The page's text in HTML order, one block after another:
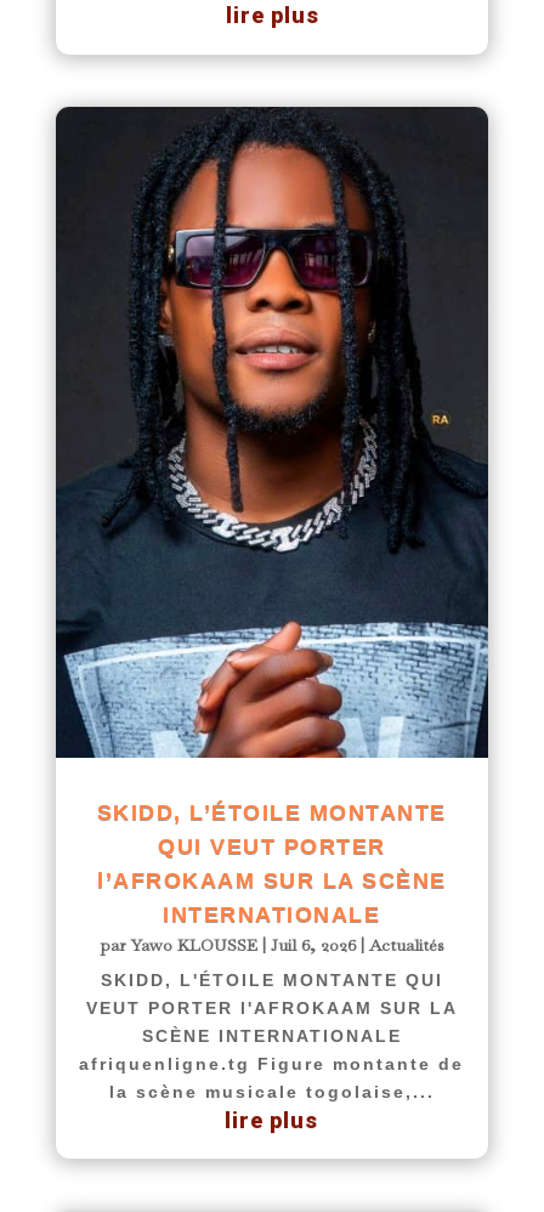
lire plus
SKIDD, L’ÉTOILE MONTANTE
QUI VEUT PORTER
l’AFROKAAM SUR LA SCÈNE
INTERNATIONALE
parYawo KLOUSSE| Juil 6, 2026|Actualités
SKIDD, L'ÉTOILE MONTANTE QUI
VEUT PORTER l'AFROKAAM SUR LA
SCÈNE INTERNATIONALE
afriquenligne.tg Figure montante de
la scène musicale togolaise,...
lire plus